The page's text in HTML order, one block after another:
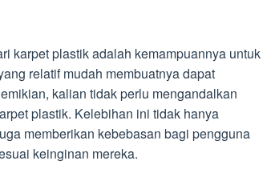
karpet plastik adalah kemampuannya untuk
relatif mudah membuatnya dapat
kalian tidak perlu mengandalkan
plastik. Kelebihan ini tidak hanya
memberikan kebebasan bagi pengguna
keinginan mereka.